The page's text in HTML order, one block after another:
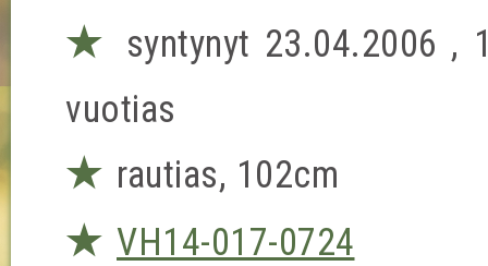
★ syntynyt 23.04.2006 ,
vuotias
★ rautias, 102cm
★ VH14-017-0724